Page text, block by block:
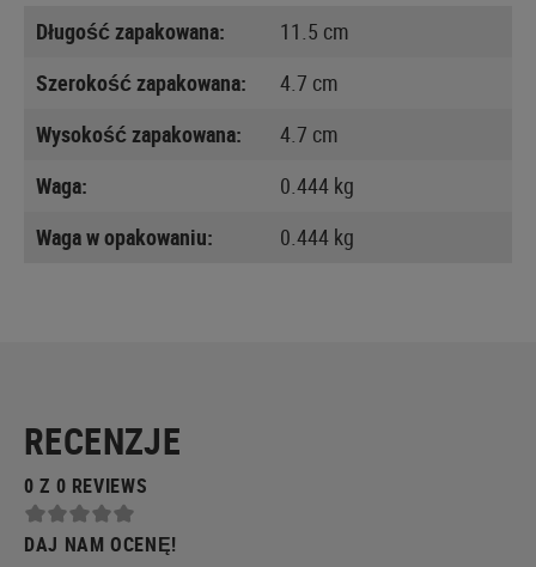
Długość zapakowana:
11.5 cm
Szerokość zapakowana:
4.7 cm
Wysokość zapakowana:
4.7 cm
Waga:
0.444 kg
Waga w opakowaniu:
0.444 kg
RECENZJE
0 Z 0 REVIEWS
DAJ NAM OCENĘ!